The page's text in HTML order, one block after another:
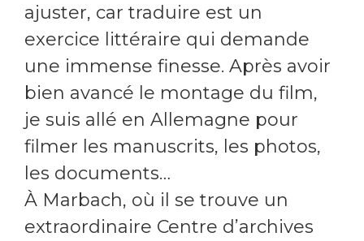
ajuster, car traduire est un
exercice littéraire qui demande
une immense finesse. Après avoir
bien avancé le montage du film,
je suis allé en Allemagne pour
filmer les manuscrits, les photos,
les documents…
À Marbach, où il se trouve un
extraordinaire Centre d’archives